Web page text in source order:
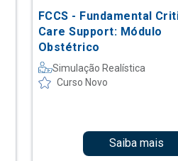
FCCS - Fundamental
Care Support: Módulo
Obstétrico
Simulação Realística
Curso Novo
Saiba mais